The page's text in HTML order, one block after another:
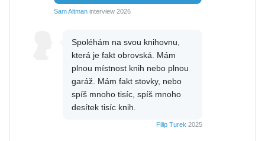
Sam Altman interview 2026
Spoléhám na svou knihovnu,
která je fakt obrovská. Mám
plnou místnost knih nebo plnou
garáž. Mám fakt stovky, nebo
spíš mnoho tisíc, spíš mnoho
desítek tisíc knih.
Filip Turek 2025